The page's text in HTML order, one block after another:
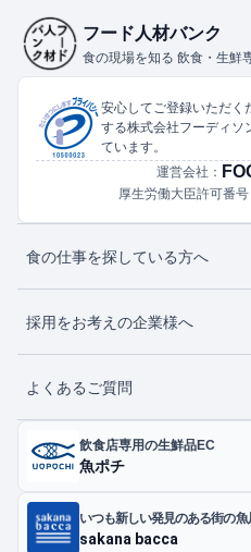
フード人材バンク
食の現場を知る 飲食・生鮮
安心してご登録いただく
する株式会社フーディソ
ています。
運営会社：
厚生労働大臣許可番号
食の仕事を探している方へ
採用をお考えの企業様へ
よくあるご質問
飲食店専用の生鮮品EC
魚ポチ
いつも新しい発見のある街の魚
sakana bacca